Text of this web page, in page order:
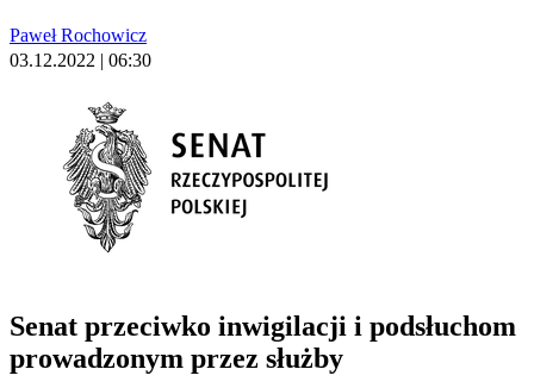
Paweł Rochowicz
03.12.2022 | 06:30
Senat przeciwko inwigilacji i podsłuchom
prowadzonym przez służby